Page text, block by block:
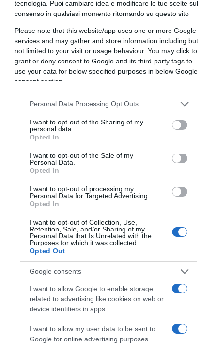
tecnologia. Puoi cambiare idea e modificare le tue scelte sul
consenso in qualsiasi momento ritornando su questo sito
Please note that this website/app uses one or more Google
services and may gather and store information including but
not limited to your visit or usage behaviour. You may click to
grant or deny consent to Google and its third-party tags to
use your data for below specified purposes in below Google
consent section.
Personal Data Processing Opt Outs
I want to opt-out of the Sharing of my
personal data.
Opted In
I want to opt-out of the Sale of my
Personal Data.
Opted In
I want to opt-out of processing my
Personal Data for Targeted Advertising.
Opted In
I want to opt-out of Collection, Use,
Retention, Sale, and/or Sharing of my
Personal Data that Is Unrelated with the
Purposes for which it was collected.
Opted Out
Google consents
I want to allow Google to enable storage
related to advertising like cookies on web or
device identifiers in apps.
I want to allow my user data to be sent to
Google for online advertising purposes.
Vannacciha conseguito il suo grado dopo una
diventare ricco grazie ad un libro. Come ha
riportato ilCorriere della Sera, solo 8 allievi ufficiali
su 150 che entrano in accademia diventano
generali di divisione. Chiunque abbia fatto
carriera nell’esercito può capire quanto sia lungo
e difficile, fatto di missioni all’estero e comando di
elevato. Eppure, in un solo mese, il generale ha
guadagnato con le vendite del suo libro quanto
avrebbe ricevuto in dieci anni dalla carriera
militare.
Secondo quanto riportano i media locali, la
contestazione al generale si sarebbe svolta – al
netto delle minacce – in modo “pacifico”. E lui,
“imperturbabile”, ha salutato i contestatori per poi
parlare tranquillamente del suo libro.
Leggi anche
Vannacci, l’amico liberista: cosa ne pensa delle
tasse